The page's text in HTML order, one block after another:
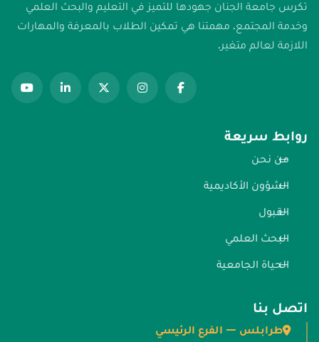
تكرس جامعة الجنان جهودها للتميز في التعليم والبحث العلمي
وخدمة المجتمع. مهمتنا هي تمكين الطلاب بالمعرفة والمهارات
اللازمة لعالم متغير.
روابط سريعة
من نحن
الشؤون الأكاديمية
القبول
البحث العلمي
الحياة الجامعية
اتصل بنا
طرابلس — الفرع الرئيسي